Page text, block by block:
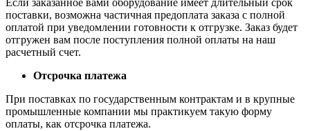
Если заказанное вами оборудование имеет длительный срок
поставки, возможна частичная предоплата заказа с полной
оплатой при уведомлении готовности к отгрузке. Заказ будет
отгружен вам после поступления полной оплаты на наш
расчетный счет.
Отсрочка платежа
При поставках по государственным контрактам и в крупные
промышленные компании мы практикуем такую форму
оплаты, как отсрочка платежа.